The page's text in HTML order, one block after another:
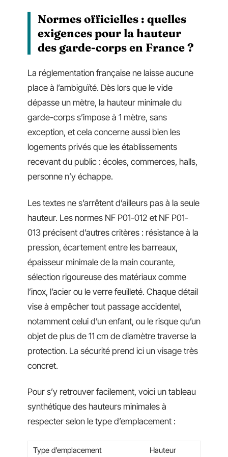
Normes officielles : quelles
exigences pour la hauteur
des garde-corps en France ?
La réglementation française ne laisse aucune
place à l’ambiguïté. Dès lors que le vide
dépasse un mètre, la hauteur minimale du
garde-corps s’impose à 1 mètre, sans
exception, et cela concerne aussi bien les
logements privés que les établissements
recevant du public : écoles, commerces, halls,
personne n’y échappe.
Les textes ne s’arrêtent d’ailleurs pas à la seule
hauteur. Les normes NF P01-012 et NF P01-
013 précisent d’autres critères : résistance à la
pression, écartement entre les barreaux,
épaisseur minimale de la main courante,
sélection rigoureuse des matériaux comme
l’inox, l’acier ou le verre feuilleté. Chaque détail
vise à empêcher tout passage accidentel,
notamment celui d’un enfant, ou le risque qu’un
objet de plus de 11 cm de diamètre traverse la
protection. La sécurité prend ici un visage très
concret.
Pour s’y retrouver facilement, voici un tableau
synthétique des hauteurs minimales à
respecter selon le type d’emplacement :
Type d’emplacement
Hauteur